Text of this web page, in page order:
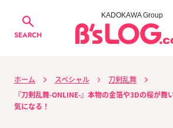
SEARCH
KADOKAWA Group
ホーム スペシャル
刀剣乱舞
『刀剣乱舞-ONLINE-』本物の金箔や3Dの桜が舞
気になる！